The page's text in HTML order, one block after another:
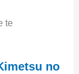
te
no